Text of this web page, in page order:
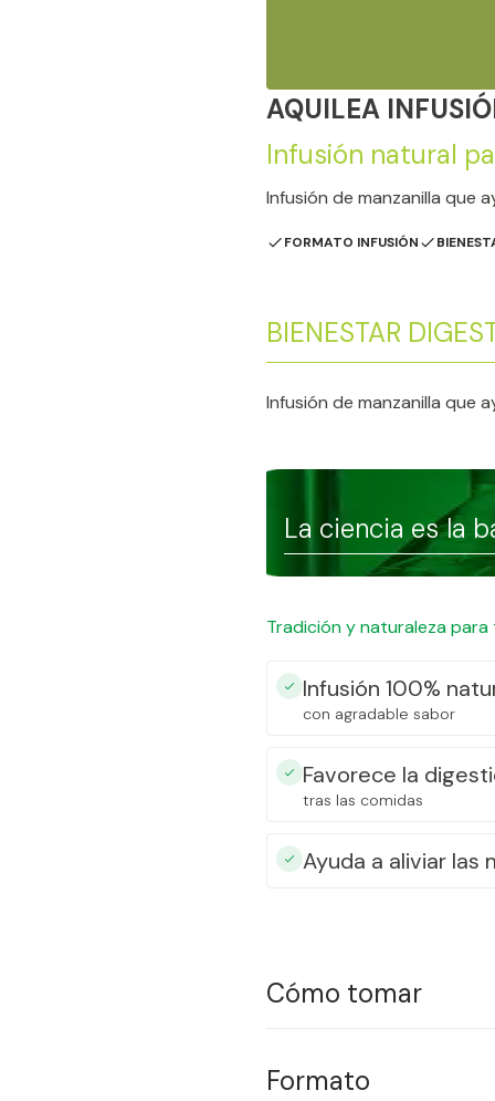
AQUILEA
Infusión natural
Infusión de manzanilla que
FORMATO INFUSIÓN
BIENESTAR
Infusión de manzanilla que
La ciencia es la
Tradición y naturaleza
Infusión 100%
con agradable sabor
Favorece la
tras las comidas
Ayuda a aliviar las
Cómo tomar
CALIENTE O FRÍA
Formato